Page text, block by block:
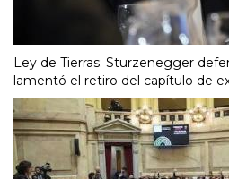
Ley de Tierras: Sturzenegger
lamentó el retiro del capítulo de